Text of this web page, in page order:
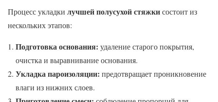
Процесс укладки лучшей полусухой стяжкисостоит из
нескольких этапов:
Подготовка основания: удаление старого покрытия,
очистка и выравнивание основания.
Укладка пароизоляции: предотвращает проникновение
влаги из нижних слоев.